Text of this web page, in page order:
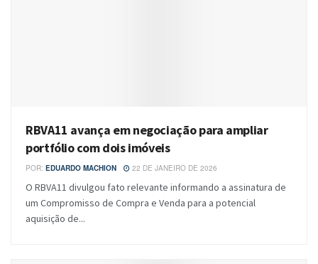
RBVA11 avança em negociação para ampliar
portfólio com dois imóveis
POR: EDUARDO MACHION 22 DE JANEIRO DE 2026
O RBVA11 divulgou fato relevante informando a assinatura de
um Compromisso de Compra e Venda para a potencial
aquisição de...